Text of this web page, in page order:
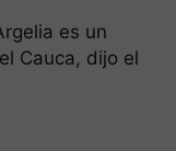
es un
Cauca, dijo el